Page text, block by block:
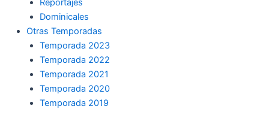
Reportajes
Dominicales
Otras Temporadas
Temporada 2023
Temporada 2022
Temporada 2021
Temporada 2020
Temporada 2019